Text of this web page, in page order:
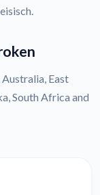
East
South Africa and